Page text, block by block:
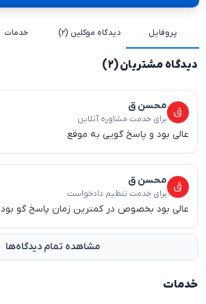
پروفایل دیدگاه موکلین (۲) خدمات
دیدگاه مشتریان (۲)
محسن ق
برای خدمت مشاوره آنلاین
عالی بود و پاسخ گویی به موقع
محسن ق
برای خدمت تنظیم دادخواست
عالی بود بخصوص در کمترین زمان پاسخ گو بود
مشاهده تمام دیدگاه‌ها
خدمات